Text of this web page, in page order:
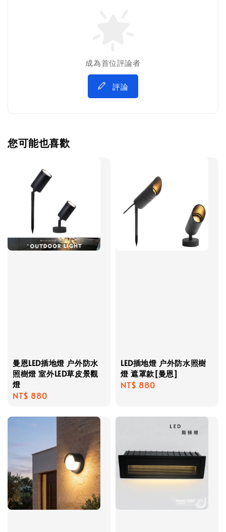
成為首位評論者
評論
您可能也喜歡
曼恩LED插地燈 户外防水
照樹燈 室外LED草皮景觀
燈
Regular
NT$ 880
LED插地燈 户外防水照樹
燈 遮罩款[曼恩]
Regular
NT$ 880